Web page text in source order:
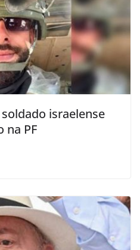
israelense
na PF